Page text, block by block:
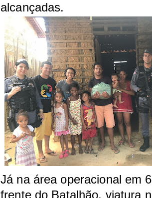
alcançadas.
Já na área operacional em
frente do Batalhão, viatura